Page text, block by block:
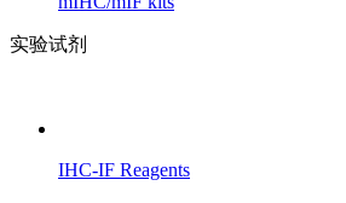
实验试剂
IHC-IF Reagents